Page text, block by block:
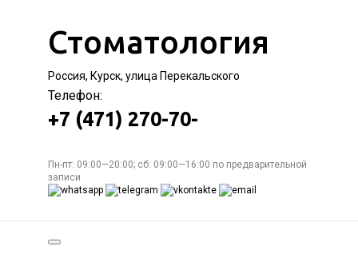
Стоматология
Россия, Курск, улица Перекальского
Телефон:
+7 (471) 270-70-
Пн-пт: 09:00—20:00; сб: 09:00—16:00 по предварительной
записи